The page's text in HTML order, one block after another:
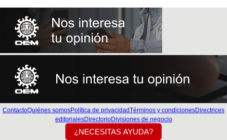
ContactoQuiénes somosPolítica de privacidadTérminos y condicionesDirectrices
editorialesDirectorioDivisiones de negocio
¿NECESITAS AYUDA?